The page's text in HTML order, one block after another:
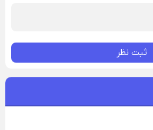
ثبت نظر